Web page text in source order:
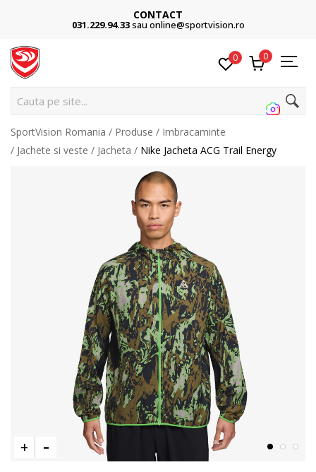
CONTACT
031.229.94.33sau online@sportvision.ro
0 0
C
SportVision Romania Produse
Imbracaminte
Jachete si veste
Jacheta Nike Jacheta ACG Trail Energy